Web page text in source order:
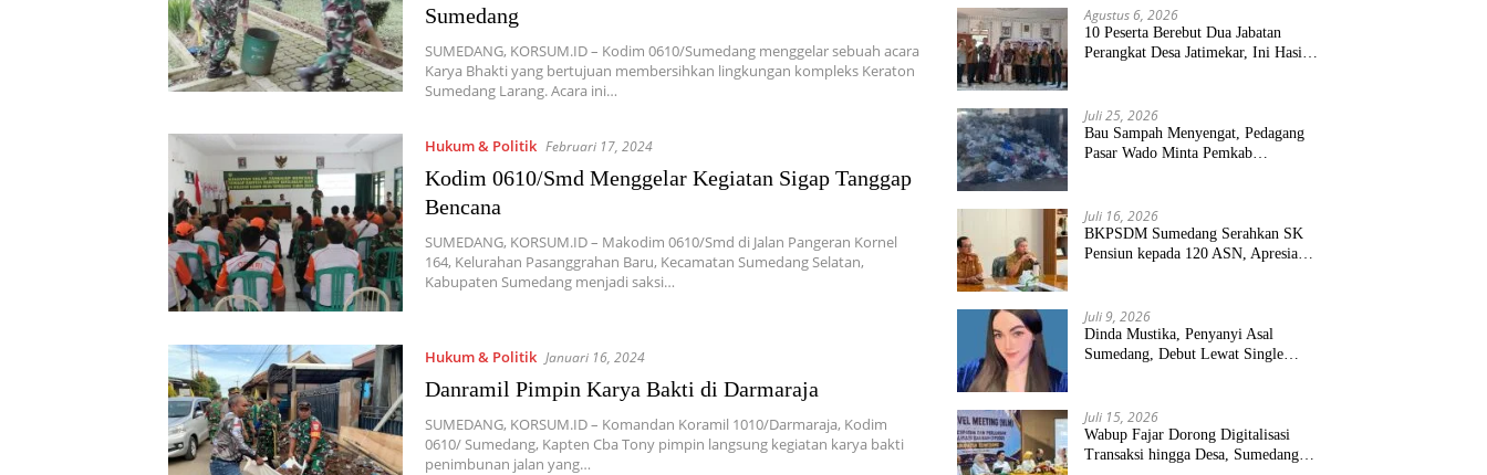
Sumedang
SUMEDANG, KORSUM.ID – Kodim 0610/Sumedang menggelar sebuah acara
Karya Bhakti yang bertujuan membersihkan lingkungan kompleks Keraton
Sumedang Larang. Acara ini…
Hukum & Politik Februari 17, 2024
Kodim 0610/Smd Menggelar Kegiatan Sigap Tanggap
Bencana
SUMEDANG, KORSUM.ID – Makodim 0610/Smd di Jalan Pangeran Kornel
164, Kelurahan Pasanggrahan Baru, Kecamatan Sumedang Selatan,
Kabupaten Sumedang menjadi saksi…
Hukum & Politik Januari 16, 2024
Danramil Pimpin Karya Bakti di Darmaraja
SUMEDANG, KORSUM.ID – Komandan Koramil 1010/Darmaraja, Kodim
0610/ Sumedang, Kapten Cba Tony pimpin langsung kegiatan karya bakti
penimbunan jalan yang…
Agustus 6, 2026
10 Peserta Berebut Dua Jabatan
Perangkat Desa Jatimekar, Ini Hasil
Juli 25, 2026
Bau Sampah Menyengat, Pedagang
Pasar Wado Minta Pemkab
Juli 16, 2026
BKPSDM Sumedang Serahkan SK
Pensiun kepada 120 ASN, Apresiasi
Juli 9, 2026
Dinda Mustika, Penyanyi Asal
Sumedang, Debut Lewat Single
Juli 15, 2026
Wabup Fajar Dorong Digitalisasi
Transaksi hingga Desa, Sumedang